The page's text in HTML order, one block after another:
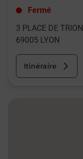
Fermé
3 PLACE DE TRION
69005 LYON
Itinéraire